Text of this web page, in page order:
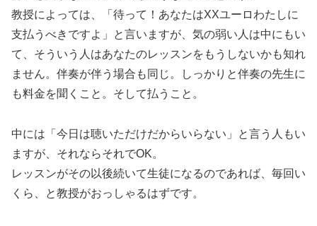
教授によっては、「待って！あなたはXXユーロわたしに
支払うべきですよ」と言いますが、気の弱い人は中にもい
て、そういう人はあなたのレッスンをもうしないかも知れ
ません。伴奏が伴う場合も同じ。しっかりと伴奏の先生に
も料金を聞くこと。そして払うこと。
中には「今日は聴いただけだからいらない」と言う人もい
ますが、それならそれでOK。
レッスンがその以後続いて生徒になるのであれば、毎回い
くら、と教授がおっしゃるはずです。